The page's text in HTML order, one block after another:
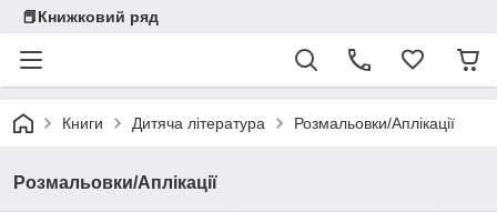
📕Книжковий ряд
Книги Дитяча література Розмальовки/Аплікації
Розмальовки/Аплікації